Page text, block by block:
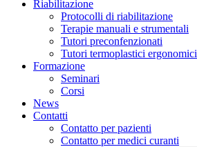
Riabilitazione
Protocolli di riabilitazione
Terapie manuali e strumentali
Tutori preconfenzionati
Tutori termoplastici ergonomici
Formazione
Seminari
Corsi
News
Contatti
Contatto per pazienti
Contatto per medici curanti